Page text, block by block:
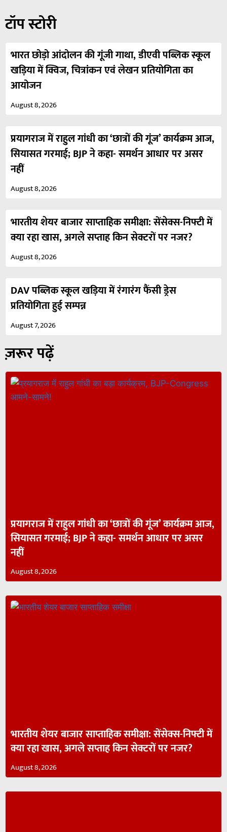
टॉप स्टोरी
भारत छोड़ो आंदोलन की गूंजी गाथा, डीएवी पब्लिक स्कूल
खड़िया में क्विज, चित्रांकन एवं लेखन प्रतियोगिता का
आयोजन
August 8, 2026
प्रयागराज में राहुल गांधी का ‘छात्रों की गूंज’ कार्यक्रम आज,
सियासत गरमाई; BJP ने कहा- समर्थन आधार पर असर
नहीं
August 8, 2026
भारतीय शेयर बाजार साप्ताहिक समीक्षा: सेंसेक्स-निफ्टी में
क्या रहा खास, अगले सप्ताह किन सेक्टरों पर नजर?
August 8, 2026
DAV पब्लिक स्कूल खड़िया में रंगारंग फैंसी ड्रेस
प्रतियोगिता हुई सम्पन्न
August 7, 2026
ज़रूर पढ़ें
प्रयागराज में राहुल गांधी का ‘छात्रों की गूंज’ कार्यक्रम आज,
सियासत गरमाई; BJP ने कहा- समर्थन आधार पर असर
नहीं
August 8, 2026
भारतीय शेयर बाजार साप्ताहिक समीक्षा: सेंसेक्स-निफ्टी में
क्या रहा खास, अगले सप्ताह किन सेक्टरों पर नजर?
August 8, 2026